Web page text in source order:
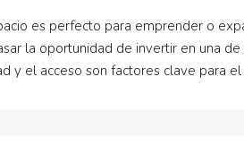
es perfecto para emprender o
la oportunidad de invertir en una
y el acceso son factores clave para